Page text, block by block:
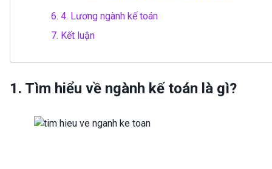
6. 4. Lương ngành kế toán
7. Kết luận
1. Tìm hiểu về ngành kế toán là gì?